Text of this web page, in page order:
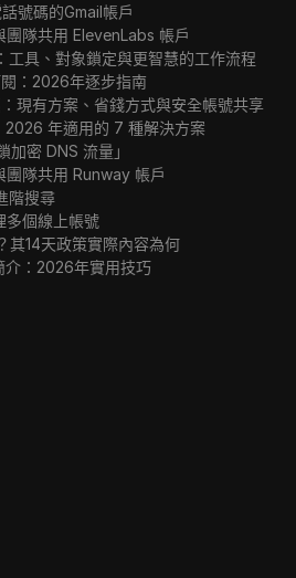
號碼的Gmail帳戶
隊共用 ElevenLabs 帳戶
具、對象鎖定與更智慧的工作流程
：2026年逐步指南
現有方案、省錢方式與安全帳號共享
年適用的 7 種解決方案
加密 DNS 流量」
隊共用 Runway 帳戶
階搜尋
多個線上帳號
14天政策實際內容為何
：2026年實用技巧